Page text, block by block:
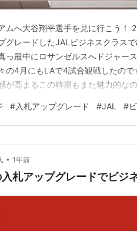
ムへ大谷翔平選手を見に行こう！
グレードしたJALビジネスクラス
っ最中にロサンゼルスへドジャー
の4月にもLAで4試合観戦したの
が高まるこの時期もまた魅力的な
不可のエコノミークラスチケット
」にまんまとのり、ま…
#入札アップグレード #JAL #
• 1年前
札アップグレードでビジ